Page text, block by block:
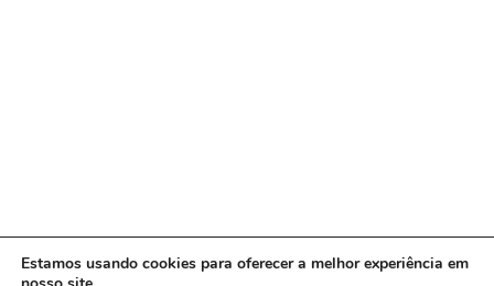
Estamos usando cookies para oferecer a melhor experiência em